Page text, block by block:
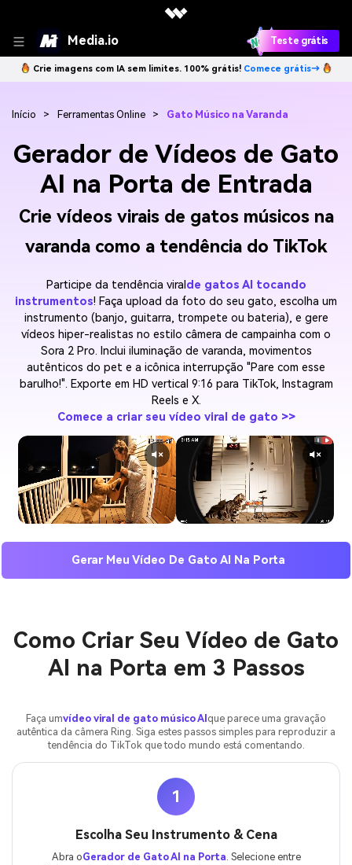
Media.io Teste grátis
Crie imagens com IA sem limites. 100% grátis! Comece grátis→
Início > Ferramentas Online > Gato Músico na Varanda
Gerador de Vídeos de Gato
AI na Porta de Entrada
Crie vídeos virais de gatos músicos na
varanda como a tendência do TikTok
Participe da tendência viral de gatos AI tocando
instrumentos! Faça upload da foto do seu gato, escolha um
instrumento (banjo, guitarra, trompete ou bateria), e gere
vídeos hiper-realistas no estilo câmera de campainha com o
Sora 2 Pro. Inclui iluminação de varanda, movimentos
autênticos do pet e a icônica interrupção "Pare com esse
barulho!". Exporte em HD vertical 9:16 para TikTok, Instagram
Reels e X.
Comece a criar seu vídeo viral de gato >>
Gerar Meu Vídeo De Gato AI Na Porta
Como Criar Seu Vídeo de Gato
AI na Porta em 3 Passos
Faça umvídeo viral de gato músico AI que parece uma gravação
autêntica da câmera Ring. Siga estes passos simples para reproduzir a
tendência do TikTok que todo mundo está comentando.
1
Escolha Seu Instrumento & Cena
Abra oGerador de Gato AI na Porta. Selecione entre